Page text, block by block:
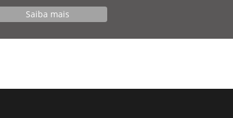
Saiba mais